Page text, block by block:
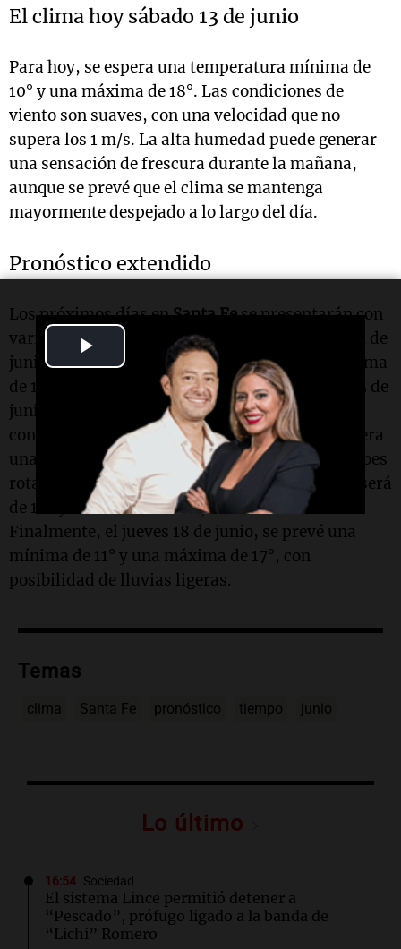
Video
El clima hoy sábado 13 de junio
Para hoy, se espera una temperatura mínima de
10° y una máxima de 18°. Las condiciones de
viento son suaves, con una velocidad que no
supera los 1 m/s. La alta humedad puede generar
una sensación de frescura durante la mañana,
aunque se prevé que el clima se mantenga
mayormente despejado a lo largo del día.
Pronóstico extendido
Los próximos días enSanta Fese presentarán con
variaciones en las temperaturas. El domingo 14 de
junio, se anticipa una mínima de 8° y una máxima
de 14°, con algunas nubes dispersas. El lunes 15 de
junio, la mínima será de 7° y la máxima de 16°,
con cielo nublado. El martes 16 de junio, se espera
una mínima de 8° y una máxima de 19°, con nubes
rotas. Para el miércoles 17 de junio, la mínima será
de 10° y la máxima de 18°, con cielo nublado.
Finalmente, el jueves 18 de junio, se prevé una
mínima de 11° y una máxima de 17°, con
posibilidad de lluvias ligeras.
Temas
clima Santa Fe pronóstico tiempo junio
Lo último
16:54 Sociedad
El sistema Lince permitió detener a
“Pescado”, prófugo ligado a la banda de
“Lichi” Romero